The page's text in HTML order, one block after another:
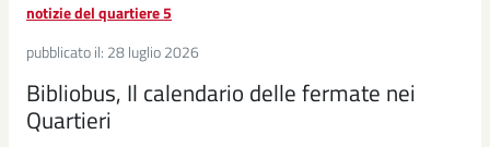
notizie del quartiere 5
pubblicato il: 28 luglio 2026
Bibliobus, Il calendario delle fermate nei
Quartieri